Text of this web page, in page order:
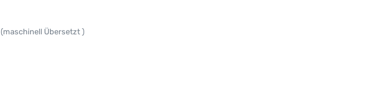
(maschinell Übersetzt )